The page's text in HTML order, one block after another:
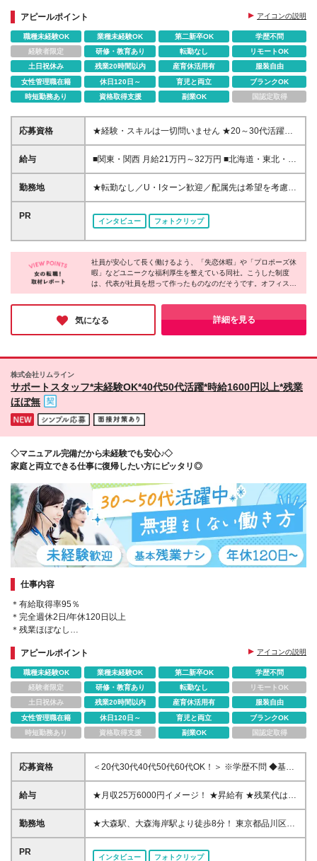
■リモートの相談も可能
アピールポイント アイコンの説明
職種未経験OK 業種未経験OK 第二新卒OK
学歴不問
経験者限定
研修・教育あり 転勤なし
リモートOK
土日祝休み
残業20時間以内 産育休活用有
服装自由
女性管理職在籍
休日120日～ 育児と両立
ブランクOK
時短勤務あり
資格取得支援 副業OK 国認定取得
応募資格
★経験・スキルは一切問いません ★20～30代活躍中
＜未経験入社が9割以上！＞ ■学歴不問 志望動機も気
にしません！ 「正社員デビューしたい」「オフィス
もOK。人柄重視の採用です！
給与
■関東・関西 月給21万円～32万円 ■北海道・東北・福
岡 月給18万円～30万円 ■熊本・沖縄 月給17万円～28
万円 ※経験や能力を考慮の上、優遇いたします。 ※イ
変更なし）。 ※試用期間中は契約社員、期間終了後正
勤務地
★転勤なし／U・Iターン歓迎／配属先は希望を考慮
★東京、大阪、横浜で積極採用中 ★関西エリアでの
お仕事多数／大阪駅周辺・本町・新大阪など主要駅チ
カでアクセス良好 東京・神奈川・千葉・名古屋・大
阪・兵庫・京都・福岡（小倉）・熊本・沖縄・北海
道・東北・関西の各拠点またはプロジェクト先へ配属
となります。 《各拠点詳細》 ◆東京都渋谷区渋谷3-
10-13 TOKYU REIT渋谷Rビル6F ◆東京都豊島区東池
袋1-21-11 オーク池袋ビル3F ◆東京都渋谷区代々木2-
11-17 ラウンドクロス新宿 9F ◆東京都台東区秋葉原
1-1 秋葉原ビジネスセンター3F ◆神奈川県横浜市神奈
川区鶴屋町2-23-2 TSプラザビル2F ◆大阪府大阪市北
市青葉区中央3-2-23 野村不動産仙台青葉通ビル 2F ◆
ィング7F ◆福岡県福岡市博多区博多駅前1-15-20 Nmf
1-19 JPR那覇ビル7F (変更の範囲)上記を除く当社関
連勤務地
PR
インタビュー フォトクリップ
社員が安心して長く働けるよう、「失恋休暇」や「プロポーズ休
暇」などユニークな福利厚生を整えている同社。こうした制度
は、代表が社員を想って作ったものなのだそうです。オフィスは
明るく清潔で、社員同士が気軽に声を掛け合う雰囲気が印象的で
した。未経験者が9割以上という環境だからこそ、「分からない
ことは何でも聞ける」文化が根付いているのだと感じました。長
く安心して働ける会社を探している方にぴったりです♪
気になる 詳細を見る
株式会社リムライン
サポートスタッフ*未経験OK*40代50代活躍*時給1600円以上*残業
ほぼ無
◇マニュアル完備だから未経験でも安心♪◇
家庭と両立できる仕事に復帰したい方にピッタリ◎
仕事内容
＊有給取得率95％
＊完全週休2日/年休120日以上
＊残業ほぼなし
＊ワーキングママもOK！
アピールポイント アイコンの説明
職種未経験OK 業種未経験OK 第二新卒OK
学歴不問
経験者限定
研修・教育あり 転勤なし
リモートOK
土日祝休み
残業20時間以内 産育休活用有
服装自由
女性管理職在籍
休日120日～ 育児と両立
ブランクOK
時短勤務あり
資格取得支援 副業OK 国認定取得
応募資格
＜20代30代40代50代60代OK！＞ ※学歴不問 ◆基本
的なPC操作(Excelやクライアントシステムへの入力
等) ★保険の知識などは一切問いません！ 難しい専門
る上で必要な知識などは入社後にイチから学んでいけ
ばOKです◎ ＼こんな方にピッタリなお仕事です／ ○
する仕事に抵抗が無い方 ○細かい作業でも丁寧に進め
給与
★月収25万6000円イメージ！ ★昇給有 ★残業代は30
分単位で全額支給 ★交通費は全額支給 時給1600円～
（18時以降は時給2000円） ※経験やスキルを考慮し
勤務地
★大森駅、大森海岸駅より徒歩8分！ 東京都品川区南
大井6-3-7 スリージェ南大井ビル
PR
インタビュー フォトクリップ